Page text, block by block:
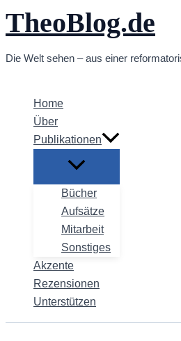
Zum
Inhalt
TheoBlog.de
Die Welt sehen – aus einer
Home
Über
Publikationen
Bücher
Aufsätze
Mitarbeit
Sonstiges
Akzente
Rezensionen
Unterstützen